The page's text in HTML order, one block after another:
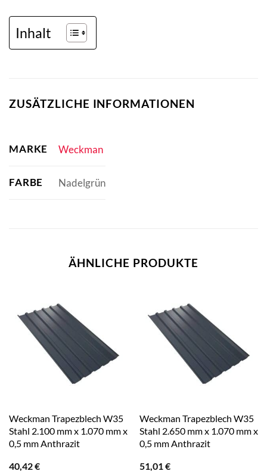
Inhalt
ZUSÄTZLICHE INFORMATIONEN
MARKE Weckman
FARBE Nadelgrün
ÄHNLICHE PRODUKTE
Weckman Trapezblech W35
Stahl 2.100 mm x 1.070 mm x
0,5 mm Anthrazit
40,42€
Weckman Trapezblech W35
Stahl 2.650 mm x 1.070 mm x
0,5 mm Anthrazit
51,01 €